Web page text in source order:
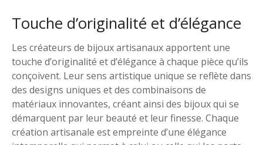
Touche d’originalité et d’élégance
Les créateurs de bijoux artisanaux apportent une
touche d’originalité et d’élégance à chaque pièce qu’ils
conçoivent. Leur sens artistique unique se reflète dans
des designs uniques et des combinaisons de
matériaux innovantes, créant ainsi des bijoux qui se
démarquent par leur beauté et leur finesse. Chaque
création artisanale est empreinte d’une élégance